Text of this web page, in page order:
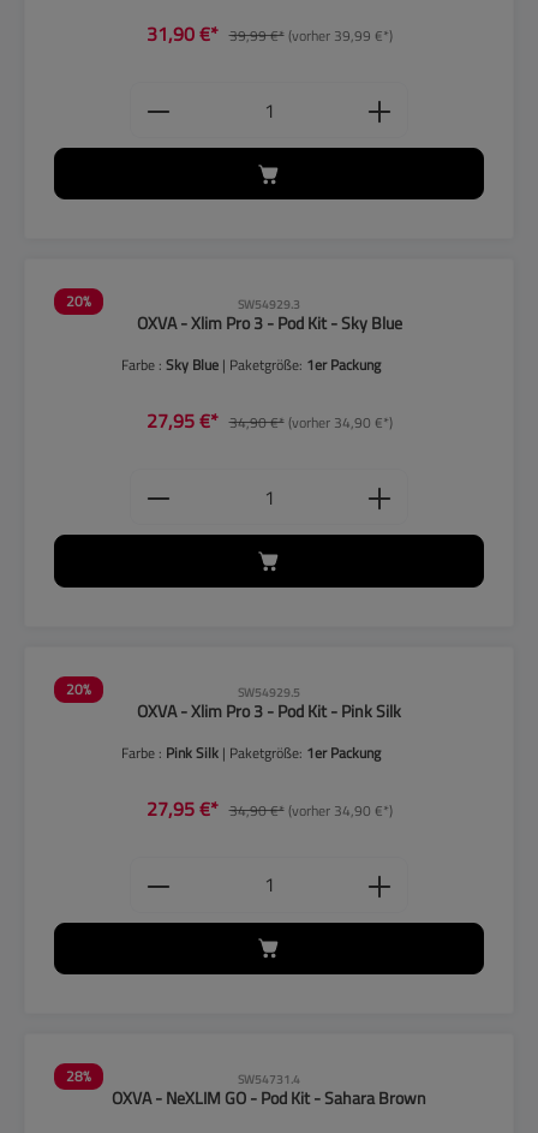
31,90 €* 39,99 €*(vorher 39,99 €*)
Produkt Anzahl: Gib den
20% SW54929.3
OXVA - Xlim Pro 3 - Pod Kit - Sky Blue
Farbe : Sky Blue | Paketgröße: 1er Packung
27,95 €* 34,90 €*(vorher 34,90 €*)
Produkt Anzahl: Gib den
20% SW54929.5
OXVA - Xlim Pro 3 - Pod Kit - Pink Silk
Farbe : Pink Silk | Paketgröße: 1er Packung
27,95 €* 34,90 €*(vorher 34,90 €*)
Produkt Anzahl: Gib den
28% SW54731.4
OXVA - NeXLIM GO - Pod Kit - Sahara Brown